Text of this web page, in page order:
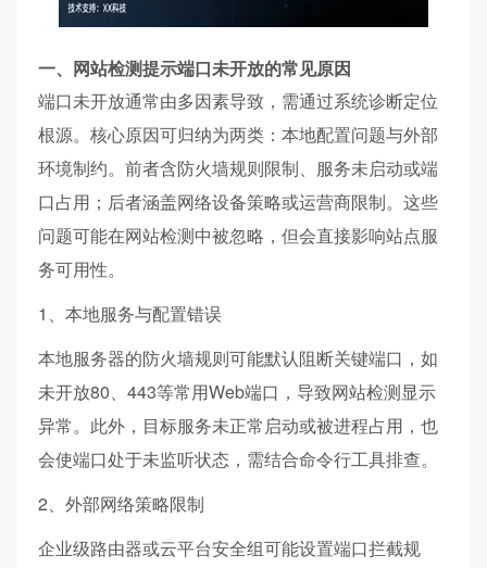
一、网站检测提示端口未开放的常见原因
端口未开放通常由多因素导致，需通过系统诊断定位
根源。核心原因可归纳为两类：本地配置问题与外部
环境制约。前者含防火墙规则限制、服务未启动或端
口占用；后者涵盖网络设备策略或运营商限制。这些
问题可能在网站检测中被忽略，但会直接影响站点服
务可用性。
1、本地服务与配置错误
本地服务器的防火墙规则可能默认阻断关键端口，如
未开放80、443等常用Web端口，导致网站检测显示
异常。此外，目标服务未正常启动或被进程占用，也
会使端口处于未监听状态，需结合命令行工具排查。
2、外部网络策略限制
企业级路由器或云平台安全组可能设置端口拦截规